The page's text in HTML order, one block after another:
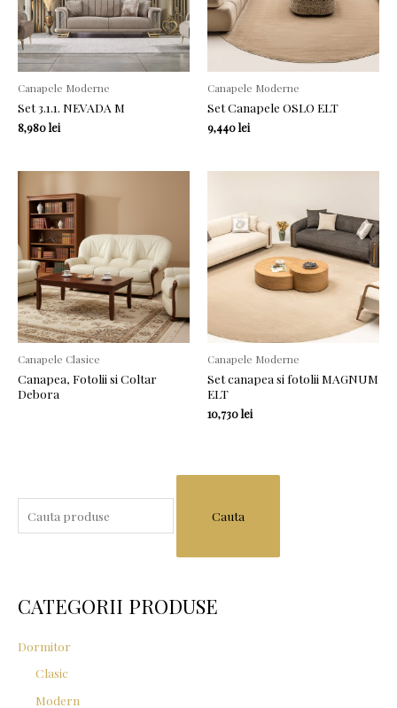
Canapele Moderne
Set 3.1.1. NEVADA M
8,980lei
Canapele Moderne
Set Canapele OSLO ELT
9,440lei
Canapele Clasice
Canapea, Fotolii si Coltar
Debora
Canapele Moderne
Set canapea si fotolii MAGNUM
ELT
10,730lei
a
h
o
CATEGORII PRODUSE
Dormitor
Clasic
Modern